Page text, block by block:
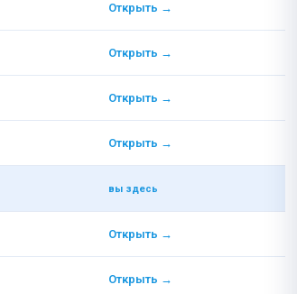
Открыть →
Открыть →
Открыть →
Открыть →
вы здесь
Открыть →
Открыть →